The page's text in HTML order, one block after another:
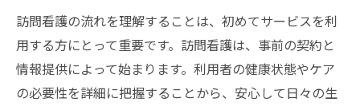
する
看護師訪問時の具体的なケア手順
訪問中のコミュニケーションの重要性
自宅環境を整えるためのアドバイス
訪問看護の流れを理解することは、初めてサービスを利
用する方にとって重要です。訪問看護は、事前の契約と
情報提供によって始まります。利用者の健康状態やケア
の必要性を詳細に把握することから、安心して日々の生